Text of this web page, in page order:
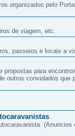
organizados pelo
de viagem, etc.
passeios e locais a
propostas para
outros convidados que
(Anuncios